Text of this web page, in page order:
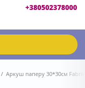
+380502378000
Аркуш паперу 30*30см